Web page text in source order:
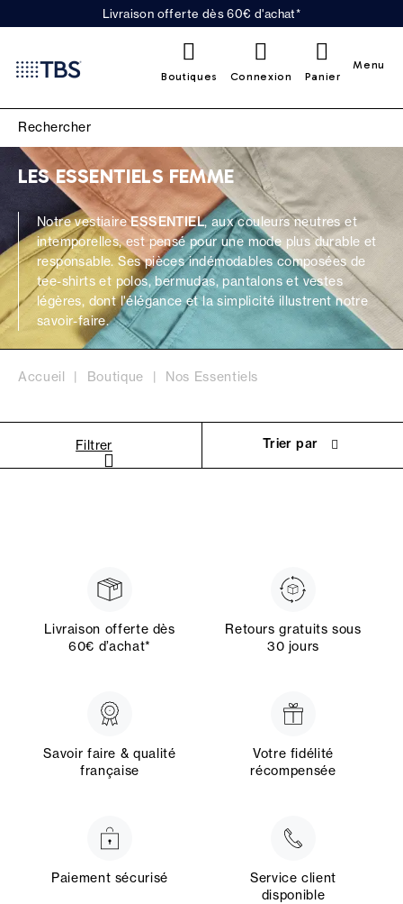
Livraison offerte dès 60€ d'achat*
Boutiques Connexion Panier
Menu
LES ESSENTIELS FEMME
Notre vestiaireESSENTIEL, aux couleurs neutres et
intemporelles, est pensé pour une mode plus durable et
responsable. Ses pièces indémodables composées de
tee-shirts et polos, bermudas, pantalons et vestes
légères, dont l'élégance et la simplicité illustrent notre
savoir-faire.
Accueil Boutique Nos Essentiels
Filtrer Trier par
Livraison offerte dès
60€ d’achat*
Retours gratuits sous
30 jours
Savoir faire & qualité
française
Votre fidélité
récompensée
Paiement sécurisé
Service client
disponible